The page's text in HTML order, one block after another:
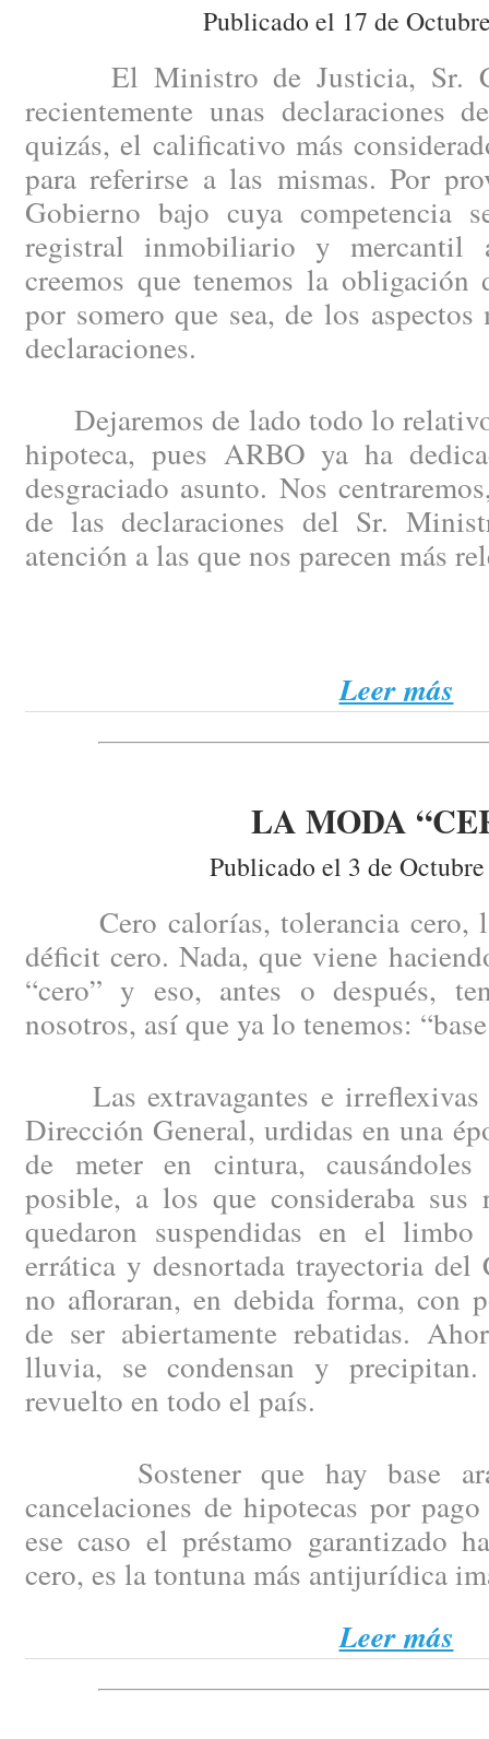
Publicado el 17 de
El Ministro de Justicia, Sr.
recientemente unas declaraciones
quizás, el calificativo más
para referirse a las mismas. Por
Gobierno bajo cuya competencia
registral inmobiliario y mercantil
creemos que tenemos la
por somero que sea, de los aspectos
declaraciones.
Dejaremos de lado todo lo relativo
hipoteca, pues ARBO ya ha
desgraciado asunto. Nos
de las declaraciones del Sr.
atención a las que nos parecen más
Leer más
LA MODA
Publicado el 3 de
Cero calorías, tolerancia cero,
déficit cero. Nada, que viene
“cero” y eso, antes o después,
nosotros, así que ya lo tenemos:
Las extravagantes e irreflexivas
Dirección General, urdidas en una
de meter en cintura,
posible, a los que consideraba sus
quedaron suspendidas en el
errática y desnortada trayectoria
no afloraran, en debida forma, con
de ser abiertamente rebatidas.
lluvia, se condensan y
revuelto en todo el país.
Sostener que hay base
cancelaciones de hipotecas por
ese caso el préstamo garantizado
cero, es la tontuna más antijurídica
Leer más